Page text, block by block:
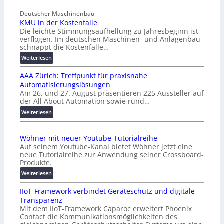
Deutscher Maschinenbau
KMU in der Kostenfalle
Die leichte Stimmungsaufhellung zu Jahresbeginn ist
verflogen. Im deutschen Maschinen- und Anlagenbau
schnappt die Kostenfalle…
Weiterlesen:
K
M
U
i
n
d
e
K
o
s
e
n
f
a
l
l
AAA Zürich: Treffpunkt für praxisnahe
Automatisierungslösungen
Am 26. und 27. August präsentieren 225 Aussteller auf
der All About Automation sowie rund…
Weiterlesen:
A
A
Z
ü
i
c
h
:
T
r
Wöhner mit neuer Youtube-Tutorialreihe
Auf seinem Youtube-Kanal bietet Wöhner jetzt eine
neue Tutorialreihe zur Anwendung seiner Crossboard-
Produkte.
Weiterlesen:
W
ö
h
n
e
IIoT-Framework verbindet Geräteschutz und digitale
Transparenz
Mit dem IIoT-Framework Caparoc erweitert Phoenix
Contact die Kommunikationsmöglichkeiten des